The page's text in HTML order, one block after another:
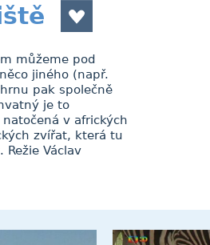
můžeme pod
jiného (např.
pak společně
je to
v afrických
zvířat, která tu
Václav